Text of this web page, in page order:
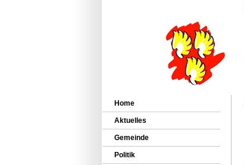
Home
Aktuelles
Gemeinde
Politik